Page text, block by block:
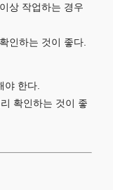
상 작업하는 경우
인하는 것이 좋다.
한다.
확인하는 것이 좋